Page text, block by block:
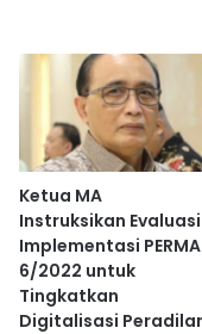
Ketua MA
Instruksikan Evaluasi
Implementasi PERMA
6/2022 untuk
Tingkatkan
Digitalisasi